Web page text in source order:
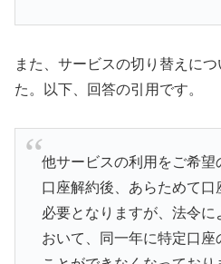
また、サービスの切り替えに
た。以下、回答の引用です。
他サービスの利用をご希望
口座解約後、あらためて
必要となりますが、法令に
おいて、同一年に特定口座